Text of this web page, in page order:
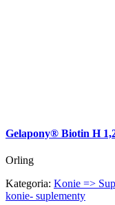
Gelapony® Biotin H
Orling
Kategoria: Konie =>
konie- suplementy